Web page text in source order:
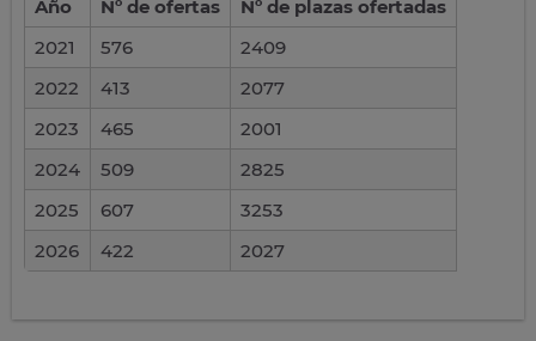
Año Nº de ofertas
Nº de plazas ofertadas
2021
576
2409
2022
413
2077
2023
465
2001
2024
509
2825
2025
607
3253
2026
422 2027